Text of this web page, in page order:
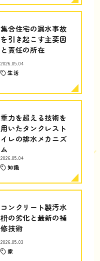
集合住宅の漏水事故
を引き起こす主要因
と責任の所在
2026.05.04
生活
重力を超える技術を
用いたタンクレスト
イレの排水メカニズ
ム
2026.05.04
知識
コンクリート製汚水
枡の劣化と最新の補
修技術
2026.05.03
家